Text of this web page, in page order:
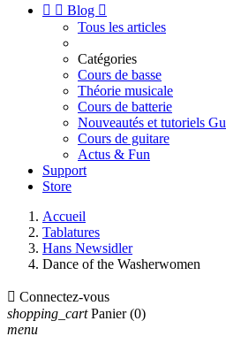
  Blog 
Tous les articles
Catégories
Cours de basse
Théorie musicale
Cours de batterie
Nouveautés et tutoriels
Cours de guitare
Actus & Fun
Support
Store
Accueil
Tablatures
Hans Newsidler
Dance of the Washerwomen
 Connectez-vous
shopping_cart Panier (0)
menu